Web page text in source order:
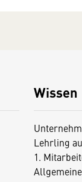
Wissen
Lehrling
1.